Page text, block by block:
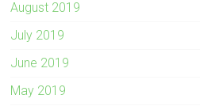
August 2019
July 2019
June 2019
May 2019